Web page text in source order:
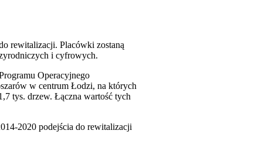
rewitalizacji. Placówki zostaną
i cyfrowych.
Operacyjnego
w centrum Łodzi, na których
tys. drzew. Łączna wartość tych
2020 podejścia do rewitalizacji